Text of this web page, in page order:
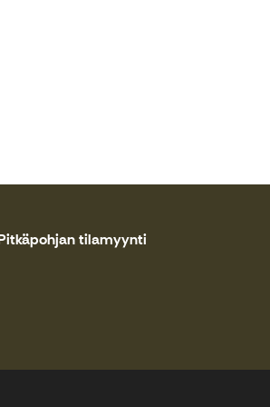
tilamyynti